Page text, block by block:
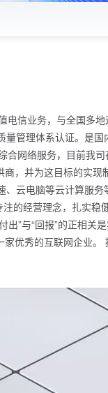
信业务，与全国多
管理体系认证。是
网络服务，目前我
，并为这目标的实
云电脑等云计算服
的经营理念，扎实稳
”与“回报”的正相关
优秀的互联网企业